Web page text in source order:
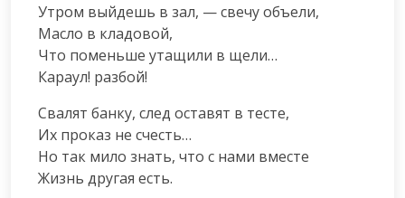
Утром выйдешь в зал, — свечу объели,
Масло в кладовой,
Что поменьше утащили в щели…
Караул! разбой!
Свалят банку, след оставят в тесте,
Их проказ не счесть…
Но так мило знать, что с нами вместе
Жизнь другая есть.